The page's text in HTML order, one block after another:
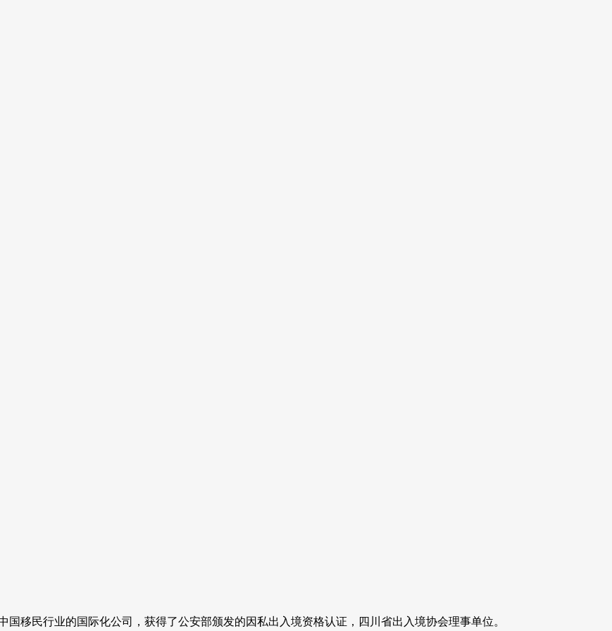
移民行业的国际化公司，获得了公安部颁发的因私出入境资格认证，四川省出入境协会理事单位。